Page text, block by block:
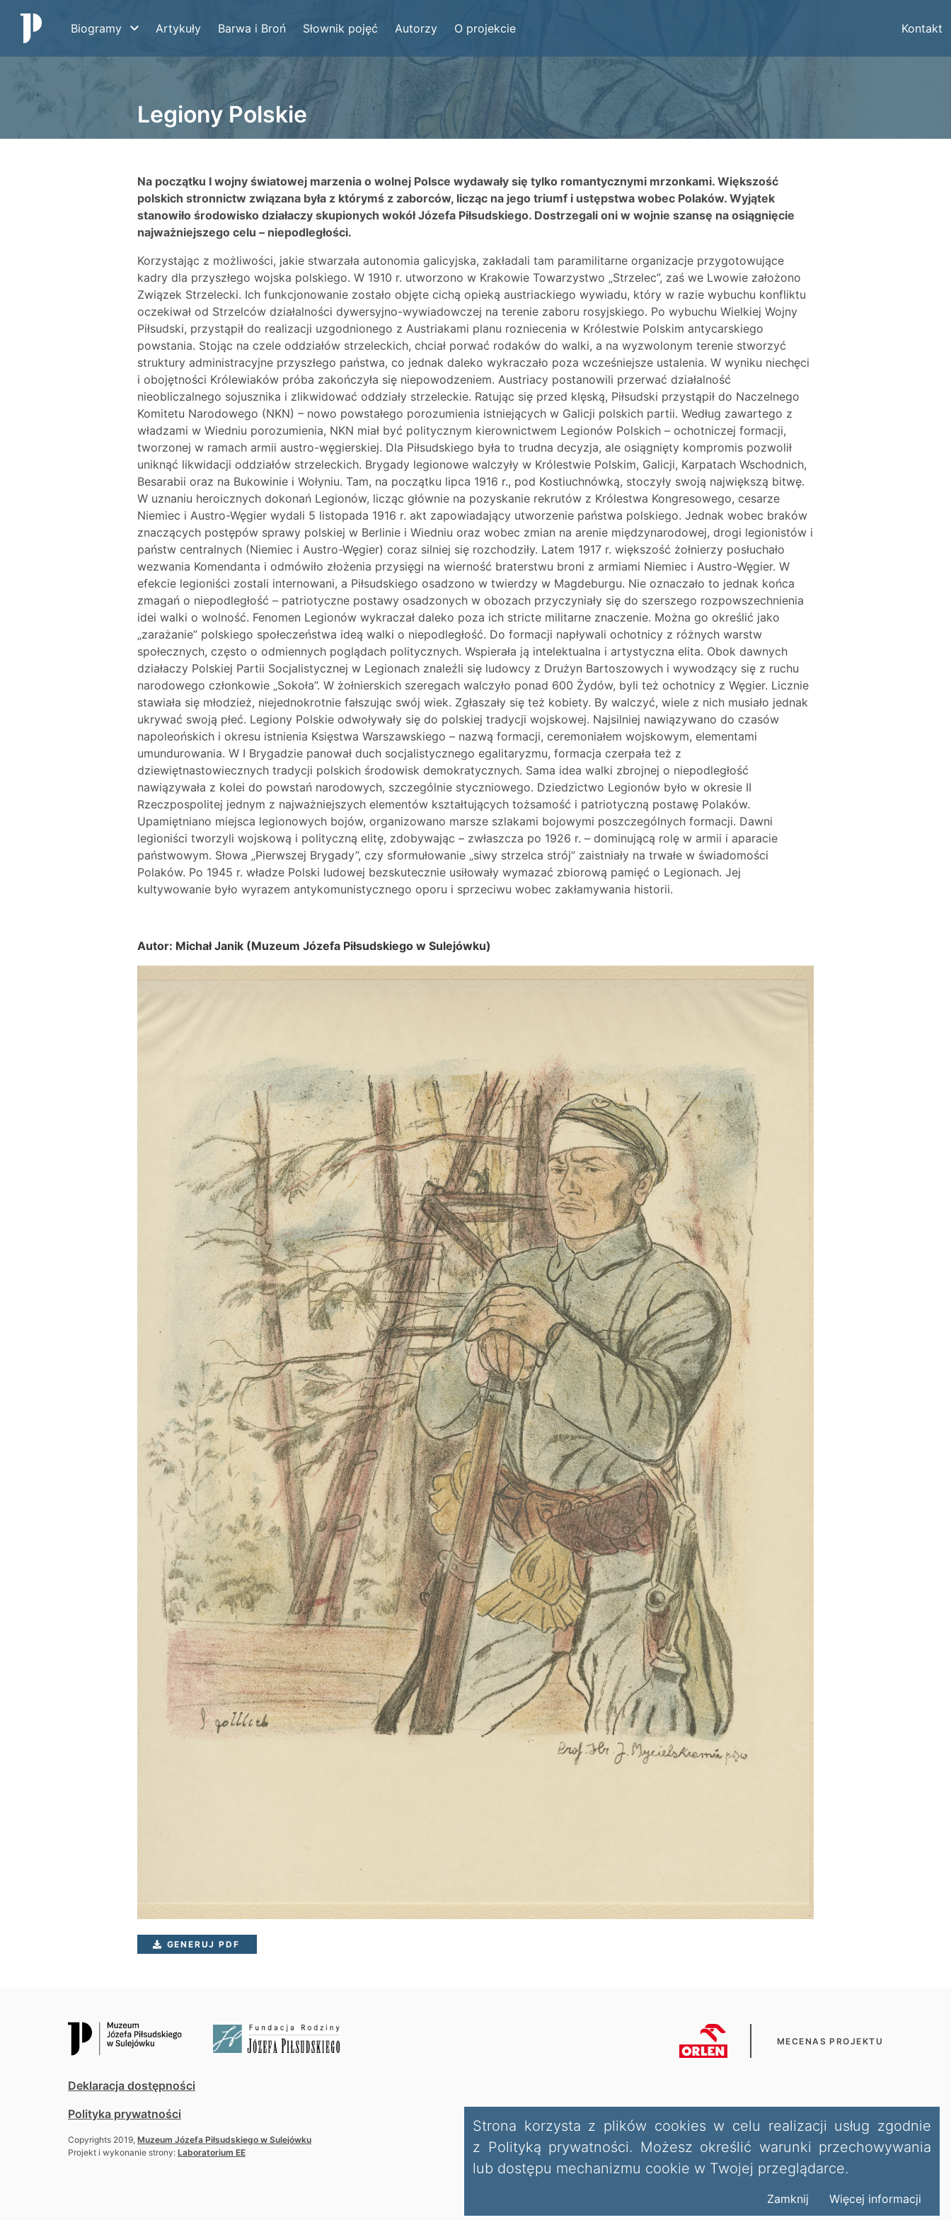
Biogramy Artykuły Barwa i Broń Słownik pojęć Autorzy O projekcie Kontakt
Legiony Polskie
Na początku I wojny światowej marzenia o wolnej Polsce wydawały się tylko romantycznymi mrzonkami. Większość
polskich stronnictw związana była z którymś z zaborców, licząc na jego triumf i ustępstwa wobec Polaków. Wyjątek
stanowiło środowisko działaczy skupionych wokół Józefa Piłsudskiego. Dostrzegali oni w wojnie szansę na osiągnięcie
najważniejszego celu – niepodległości.
Korzystając z możliwości, jakie stwarzała autonomia galicyjska, zakładali tam paramilitarne organizacje przygotowujące
kadry dla przyszłego wojska polskiego. W 1910 r. utworzono w Krakowie Towarzystwo „Strzelec”, zaś we Lwowie założono
Związek Strzelecki. Ich funkcjonowanie zostało objęte cichą opieką austriackiego wywiadu, który w razie wybuchu konfliktu
oczekiwał od Strzelców działalności dywersyjno-wywiadowczej na terenie zaboru rosyjskiego. Po wybuchu Wielkiej Wojny
Piłsudski, przystąpił do realizacji uzgodnionego z Austriakami planu rozniecenia w Królestwie Polskim antycarskiego
powstania. Stojąc na czele oddziałów strzeleckich, chciał porwać rodaków do walki, a na wyzwolonym terenie stworzyć
struktury administracyjne przyszłego państwa, co jednak daleko wykraczało poza wcześniejsze ustalenia. W wyniku niechęci
i obojętności Królewiaków próba zakończyła się niepowodzeniem. Austriacy postanowili przerwać działalność
nieobliczalnego sojusznika i zlikwidować oddziały strzeleckie. Ratując się przed klęską, Piłsudski przystąpił do Naczelnego
Komitetu Narodowego (NKN) – nowo powstałego porozumienia istniejących w Galicji polskich partii. Według zawartego z
władzami w Wiedniu porozumienia, NKN miał być politycznym kierownictwem Legionów Polskich – ochotniczej formacji,
tworzonej w ramach armii austro-węgierskiej. Dla Piłsudskiego była to trudna decyzja, ale osiągnięty kompromis pozwolił
uniknąć likwidacji oddziałów strzeleckich. Brygady legionowe walczyły w Królestwie Polskim, Galicji, Karpatach Wschodnich,
Besarabii oraz na Bukowinie i Wołyniu. Tam, na początku lipca 1916 r., pod Kostiuchnówką, stoczyły swoją największą bitwę.
W uznaniu heroicznych dokonań Legionów, licząc głównie na pozyskanie rekrutów z Królestwa Kongresowego, cesarze
Niemiec i Austro-Węgier wydali 5 listopada 1916 r. akt zapowiadający utworzenie państwa polskiego. Jednak wobec braków
znaczących postępów sprawy polskiej w Berlinie i Wiedniu oraz wobec zmian na arenie międzynarodowej, drogi legionistów i
państw centralnych (Niemiec i Austro-Węgier) coraz silniej się rozchodziły. Latem 1917 r. większość żołnierzy posłuchało
wezwania Komendanta i odmówiło złożenia przysięgi na wierność braterstwu broni z armiami Niemiec i Austro-Węgier. W
efekcie legioniści zostali internowani, a Piłsudskiego osadzono w twierdzy w Magdeburgu. Nie oznaczało to jednak końca
zmagań o niepodległość – patriotyczne postawy osadzonych w obozach przyczyniały się do szerszego rozpowszechnienia
idei walki o wolność. Fenomen Legionów wykraczał daleko poza ich stricte militarne znaczenie. Można go określić jako
„zarażanie” polskiego społeczeństwa ideą walki o niepodległość. Do formacji napływali ochotnicy z różnych warstw
społecznych, często o odmiennych poglądach politycznych. Wspierała ją intelektualna i artystyczna elita. Obok dawnych
działaczy Polskiej Partii Socjalistycznej w Legionach znaleźli się ludowcy z Drużyn Bartoszowych i wywodzący się z ruchu
narodowego członkowie „Sokoła”. W żołnierskich szeregach walczyło ponad 600 Żydów, byli też ochotnicy z Węgier. Licznie
stawiała się młodzież, niejednokrotnie fałszując swój wiek. Zgłaszały się też kobiety. By walczyć, wiele z nich musiało jednak
ukrywać swoją płeć. Legiony Polskie odwoływały się do polskiej tradycji wojskowej. Najsilniej nawiązywano do czasów
napoleońskich i okresu istnienia Księstwa Warszawskiego – nazwą formacji, ceremoniałem wojskowym, elementami
umundurowania. W I Brygadzie panował duch socjalistycznego egalitaryzmu, formacja czerpała też z
dziewiętnastowiecznych tradycji polskich środowisk demokratycznych. Sama idea walki zbrojnej o niepodległość
nawiązywała z kolei do powstań narodowych, szczególnie styczniowego. Dziedzictwo Legionów było w okresie II
Rzeczpospolitej jednym z najważniejszych elementów kształtujących tożsamość i patriotyczną postawę Polaków.
Upamiętniano miejsca legionowych bojów, organizowano marsze szlakami bojowymi poszczególnych formacji. Dawni
legioniści tworzyli wojskową i polityczną elitę, zdobywając – zwłaszcza po 1926 r. – dominującą rolę w armii i aparacie
państwowym. Słowa „Pierwszej Brygady”, czy sformułowanie „siwy strzelca strój” zaistniały na trwałe w świadomości
Polaków. Po 1945 r. władze Polski ludowej bezskutecznie usiłowały wymazać zbiorową pamięć o Legionach. Jej
kultywowanie było wyrazem antykomunistycznego oporu i sprzeciwu wobec zakłamywania historii.
Autor: Michał Janik (Muzeum Józefa Piłsudskiego w Sulejówku)
GENERUJ PDF
MECENAS PROJEKTU
Deklaracja dostępności
Polityka prywatności
Copyrights 2019, Muzeum Józefa Piłsudskiego w Sulejówku
Projekt i wykonanie strony: Laboratorium EE
Strona korzysta z plików cookies w celu realizacji usług zgodnie
z Polityką prywatności. Możesz określić warunki przechowywania
lub dostępu mechanizmu cookie w Twojej przeglądarce.
Zamknij Więcej informacji